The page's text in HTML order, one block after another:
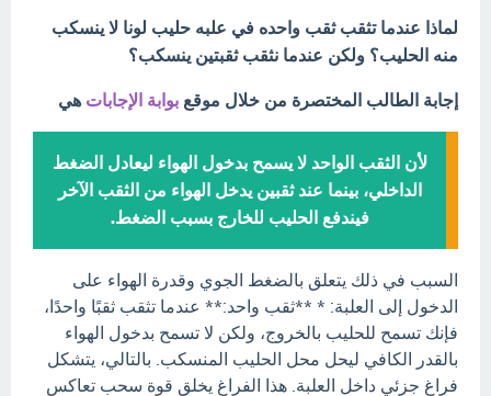
لماذا عندما تثقب ثقب واحده في علبه حليب لونا لا ينسكب
منه الحليب؟ ولكن عندما نثقب ثقبتين ينسكب؟
إجابة الطالب المختصرة من خلال موقع بوابة الإجابات هي
لأن الثقب الواحد لا يسمح بدخول الهواء ليعادل الضغط
الداخلي، بينما عند ثقبين يدخل الهواء من الثقب الآخر
فيندفع الحليب للخارج بسبب الضغط.
السبب في ذلك يتعلق بالضغط الجوي وقدرة الهواء على
الدخول إلى العلبة: * **ثقب واحد:** عندما تثقب ثقبًا واحدًا،
فإنك تسمح للحليب بالخروج، ولكن لا تسمح بدخول الهواء
بالقدر الكافي ليحل محل الحليب المنسكب. بالتالي، يتشكل
فراغ جزئي داخل العلبة. هذا الفراغ يخلق قوة سحب تعاكس